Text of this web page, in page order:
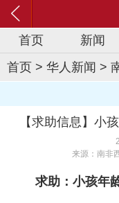
首页
新闻
首页 > 华人新闻 >
【求助信息】小
来源：南非
求助：小孩年